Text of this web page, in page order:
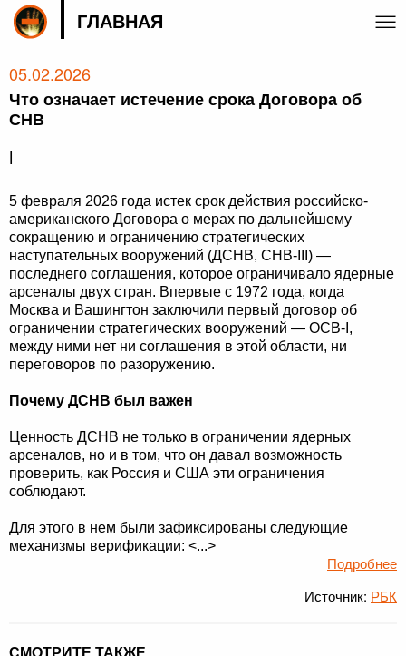
ГЛАВНАЯ
05.02.2026
Что означает истечение срока Договора об
СНВ
|
5 февраля 2026 года истек срок действия российско-
американского Договора о мерах по дальнейшему
сокращению и ограничению стратегических
наступательных вооружений (ДСНВ, СНВ-III) —
последнего соглашения, которое ограничивало ядерные
арсеналы двух стран. Впервые с 1972 года, когда
Москва и Вашингтон заключили первый договор об
ограничении стратегических вооружений — ОСВ-I,
между ними нет ни соглашения в этой области, ни
переговоров по разоружению.
Почему ДСНВ был важен
Ценность ДСНВ не только в ограничении ядерных
арсеналов, но и в том, что он давал возможность
проверить, как Россия и США эти ограничения
соблюдают.
Для этого в нем были зафиксированы следующие
механизмы верификации: <...>
Подробнее
Источник: РБК